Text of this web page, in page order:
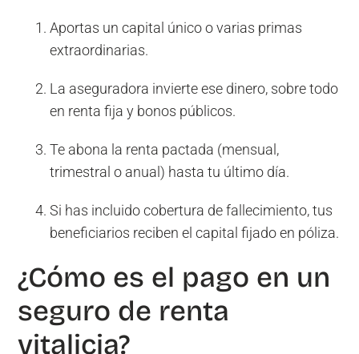
Aportas un capital único o varias primas
extraordinarias.
La aseguradora invierte ese dinero, sobre todo
en renta fija y bonos públicos.
Te abona la renta pactada (mensual,
trimestral o anual) hasta tu último día.
Si has incluido cobertura de fallecimiento, tus
beneficiarios reciben el capital fijado en póliza.
¿Cómo es el pago en un
seguro de renta
vitalicia?